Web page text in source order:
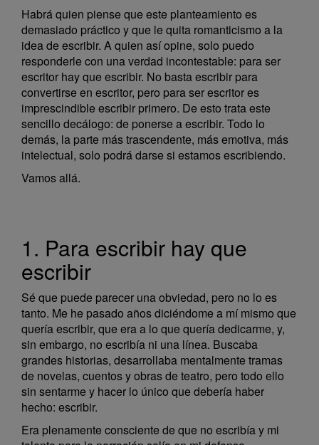
Habrá quien piense que este planteamiento es
demasiado práctico y que le quita romanticismo a la
idea de escribir. A quien así opine, solo puedo
responderle con una verdad incontestable: para ser
escritor hay que escribir. No basta escribir para
convertirse en escritor, pero para ser escritor es
imprescindible escribir primero. De esto trata este
sencillo decálogo: de ponerse a escribir. Todo lo
demás, la parte más trascendente, más emotiva, más
intelectual, solo podrá darse si estamos escribiendo.
Vamos allá.
1. Para escribir hay que
escribir
Sé que puede parecer una obviedad, pero no lo es
tanto. Me he pasado años diciéndome a mí mismo que
quería escribir, que era a lo que quería dedicarme, y,
sin embargo, no escribía ni una línea. Buscaba
grandes historias, desarrollaba mentalmente tramas
de novelas, cuentos y obras de teatro, pero todo ello
sin sentarme y hacer lo único que debería haber
hecho: escribir.
Era plenamente consciente de que no escribía y mi